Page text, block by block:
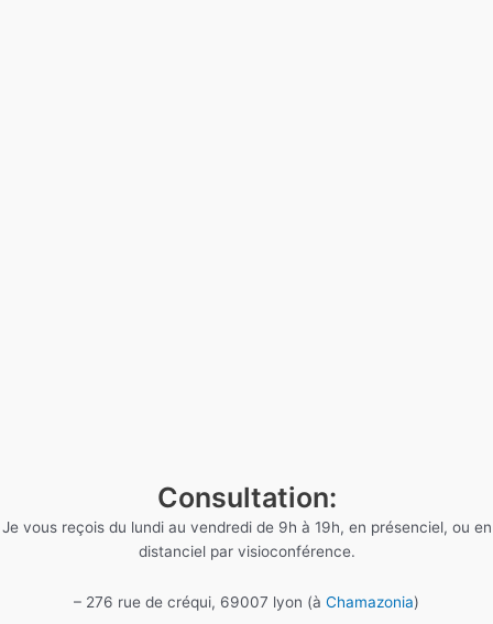
Consultation:
Je vous reçois du lundi au vendredi de 9h à 19h, en présenciel, ou en
distanciel par visioconférence.
– 276 rue de créqui, 69007 lyon (à Chamazonia)